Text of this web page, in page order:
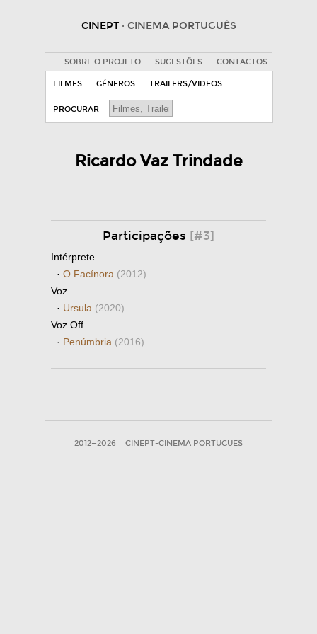
CINEPT · CINEMA PORTUGUÊS
SOBRE O PROJETO SUGESTÕES CONTACTOS
FILMES GÉNEROS TRAILERS/VIDEOS
PROCURAR
Ricardo Vaz Trindade
Participações [#3]
Intérprete
· O Facínora (2012)
Voz
· Ursula (2020)
Voz Off
· Penúmbria (2016)
2012—2026 CINEPT-CINEMA PORTUGUES